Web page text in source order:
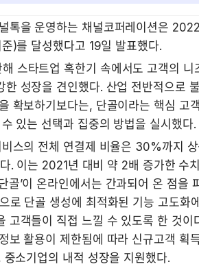
톡을 운영하는 채널코퍼레이션은
)를 달성했다고 19일 발표했다.
스타트업 혹한기 속에서도 고객의
한 성장을 견인했다. 산업 전반적으로
확보하기보다는, 단골이라는 핵심 고
있는 선택과 집중의 방법을 실시했다.
스의 전체 연결제 비율은 30%까지
. 이는 2021년 대비 약 2배 증가한 수
골’이 온라인에서는 간과되어 온 점을
로 단골 생성에 최적화된 기능 고도화
고객들이 직접 느낄 수 있도록 한 것
보 활용이 제한됨에 따라 신규고객 획
중소기업의 내적 성장을 지원했다.